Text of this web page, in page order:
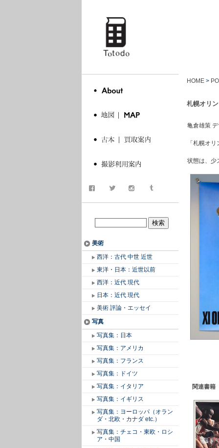
美術
西洋：古代 中世 近世
東洋・日本：近世以前
西洋：近代 現代
日本：近代 現代
美術 評論・エッセイ
写真
写真集：日本
写真集：アメリカ
写真集：フランス
写真集：ドイツ
写真集：イタリア
写真集：イギリス
写真集：ヨーロッパ（オラン
ダ・北欧・カナダ etc.）
写真集：チェコ・東欧・ロシ
ア・中国
HOME >
札幌オリ
亀倉雄策
「札幌オ
状態は、少
関連書籍